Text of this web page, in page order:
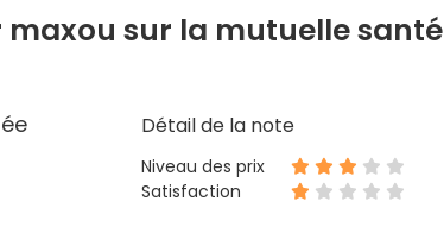
maxou sur la mutuelle santé
Détail de la note
Niveau des prix
Satisfaction